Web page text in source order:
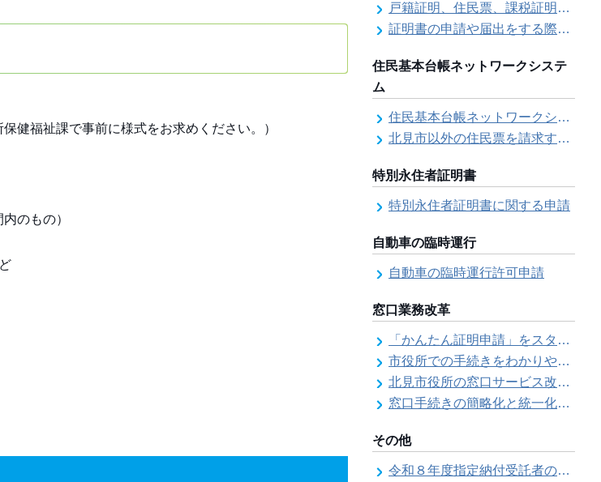
健福祉課で事前に様式をお求めください。）
のもの）
戸籍証明、住民票、課税証明書等の証明書を郵送で請求する際の本人確認
証明書の申請や届出をする際の本人確認
住民基本台帳ネットワークシステ
ム
住民基本台帳ネットワークシステム
北見市以外の住民票を請求する（住民票の広域交付）
特別永住者証明書
特別永住者証明書に関する申請
自動車の臨時運行
自動車の臨時運行許可申請
窓口業務改革
「かんたん証明申請」をスタートしました
市役所での手続きをわかりやすく！「手続きチェックシート」を導入しました
北見市役所の窓口サービス改善の取り組み経過
窓口手続きの簡略化と統一化の取り組みについて（ワンストップサービス推進事業）
その他
令和８年度指定納付受託者の指定について